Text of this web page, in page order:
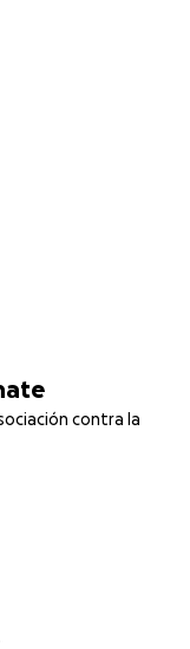
contra la